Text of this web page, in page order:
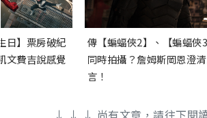
日】票房破紀
文費吉說感覺
傳【蝙蝠俠2】、【蝙蝠俠3
同時拍攝？詹姆斯岡恩澄
言！
↓ ↓ ↓ 尚有文章，請往下